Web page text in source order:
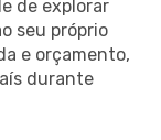
de explorar
seu próprio
e orçamento,
durante